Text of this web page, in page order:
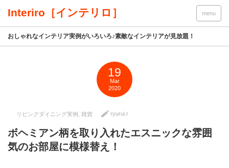
Interiro［インテリロ］ menu
おしゃれなインテリア実例がいろいろ♪素敵なインテリアが見放題！
19
Mar
2020
リビングダイニング実例 雑貨 ryurui.r
ボヘミアン柄を取り入れたエスニックな雰囲
気のお部屋に模様替え！